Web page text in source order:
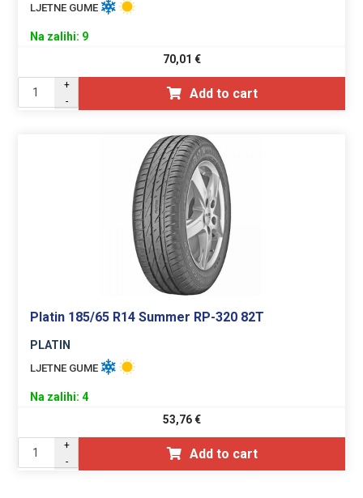
LJETNE GUME
Na zalihi: 9
70,01 €
+
-
Add to cart
Platin 185/65 R14 Summer RP-320 82T
PLATIN
LJETNE GUME
Na zalihi: 4
53,76€
+
-
Add to cart